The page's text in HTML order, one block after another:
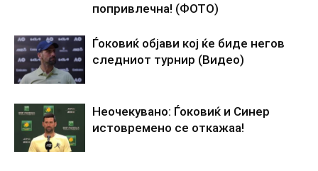
попривлечна! (ФОТО)
Ѓоковиќ објави кој ќе биде негов
следниот турнир (Видео)
Неочекувано: Ѓоковиќ и Синер
истовремено се откажаа!